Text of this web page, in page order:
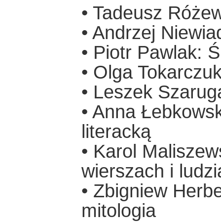
• Tadeusz
• Andrzej
• Piotr Pawlak:
• Olga
• Leszek
• Anna
literacką
• Karol
wierszach i
• Zbigniew
mitologia